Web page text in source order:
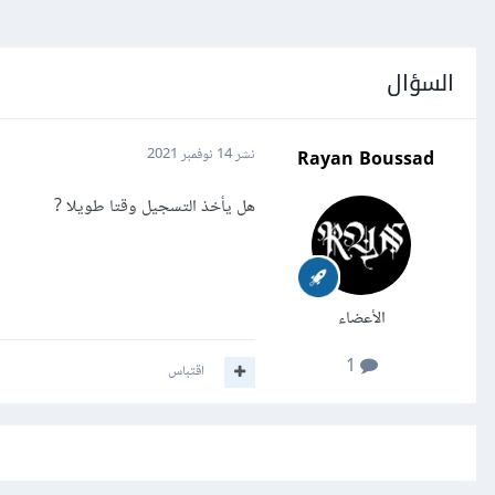
السؤال
Rayan Boussad
الأعضاء
نشر14 نوفمبر 2021
هل يأخذ التسجيل وقتا طويلا ?
اقتباس